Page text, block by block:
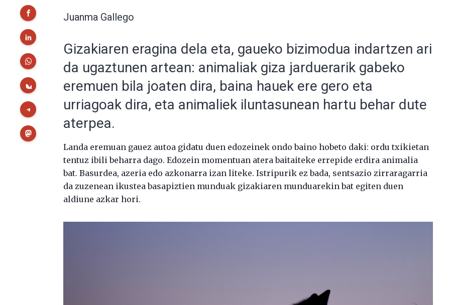
Juanma Gallego
Gizakiaren eragina dela eta, gaueko bizimodua indartzen ari
da ugaztunen artean: animaliak giza jarduerarik gabeko
eremuen bila joaten dira, baina hauek ere gero eta
urriagoak dira, eta animaliek iluntasunean hartu behar dute
aterpea.
Landa eremuan gauez autoa gidatu duen edozeinek ondo baino hobeto daki: ordu txikietan
tentuz ibili beharra dago. Edozein momentuan atera baitaiteke errepide erdira animalia
bat. Basurdea, azeria edo azkonarra izan liteke. Istripurik ez bada, sentsazio zirraragarria
da zuzenean ikustea basapiztien munduak gizakiaren munduarekin bat egiten duen
aldiune azkar hori.